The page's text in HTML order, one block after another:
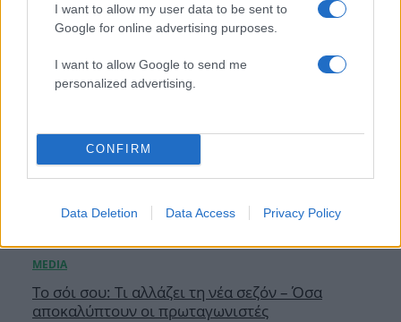
I want to allow my user data to be sent to
Google for online advertising purposes.
I want to allow Google to send me
personalized advertising.
CONFIRM
Data Deletion Data Access Privacy Policy
Το σόι σου: Τι αλλάζει τη νέα σεζόν – Όσα
αποκαλύπτουν οι πρωταγωνιστές